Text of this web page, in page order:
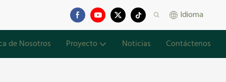
Idioma
de Nosotros Proyecto Noticias Contáctenos